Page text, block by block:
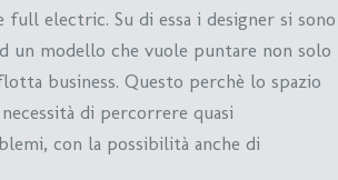
electric. Su di essa i designer si sono
un modello che vuole puntare non solo
business. Questo perchè lo spazio
di percorrere quasi
con la possibilità anche di